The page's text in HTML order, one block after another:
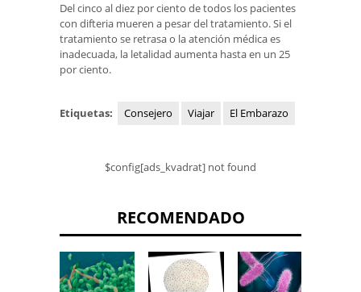
Del cinco al diez por ciento de todos los pacientes
con difteria mueren a pesar del tratamiento. Si el
tratamiento se retrasa o la atención médica es
inadecuada, la letalidad aumenta hasta en un 25
por ciento.
Etiquetas: Consejero Viajar El Embarazo
$config[ads_kvadrat] not found
RECOMENDADO